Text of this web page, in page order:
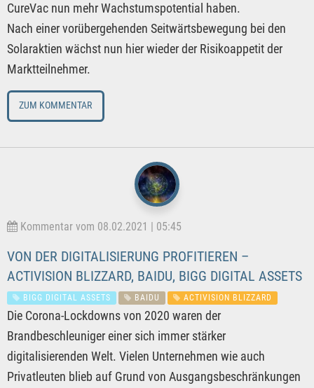
CureVac nun mehr Wachstumspotential haben.
Nach einer vorübergehenden Seitwärtsbewegung bei den
Solaraktien wächst nun hier wieder der Risikoappetit der
Marktteilnehmer.
ZUM KOMMENTAR
Kommentar vom 08.02.2021 | 05:45
VON DER DIGITALISIERUNG PROFITIEREN –
ACTIVISION BLIZZARD, BAIDU, BIGG DIGITAL ASSETS
BIGG DIGITAL ASSETS BAIDU ACTIVISION BLIZZARD
Die Corona-Lockdowns von 2020 waren der
Brandbeschleuniger einer sich immer stärker
digitalisierenden Welt. Vielen Unternehmen wie auch
Privatleuten blieb auf Grund von Ausgangsbeschränkungen